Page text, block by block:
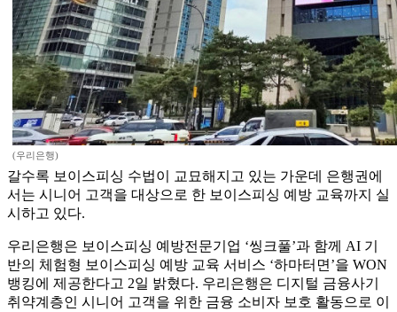
(우리은행)
갈수록 보이스피싱 수법이 교묘해지고 있는 가운데 은행권에
서는 시니어 고객을 대상으로 한 보이스피싱 예방 교육까지 실
시하고 있다.
우리은행은 보이스피싱 예방전문기업 ‘씽크풀’과 함께 AI 기
반의 체험형 보이스피싱 예방 교육 서비스 ‘하마터면’을 WON
뱅킹에 제공한다고 2일 밝혔다. 우리은행은 디지털 금융사기
취약계층인 시니어 고객을 위한 금융 소비자 보호 활동으로 이